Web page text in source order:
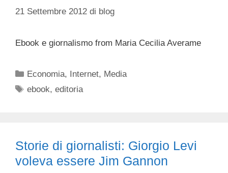
21 Settembre 2012 di blog
Ebook e giornalismo from Maria Cecilia Averame
Categorie
Economia, Internet, Media
Tag
ebook,editoria
Storie di giornalisti: Giorgio Levi
voleva essere Jim Gannon